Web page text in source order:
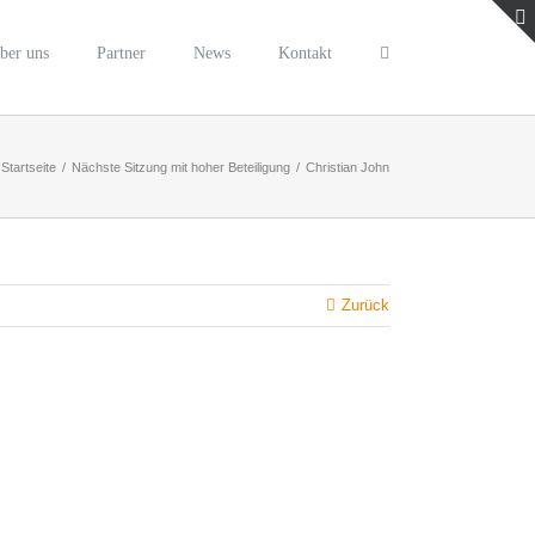
uns Partner News Kontakt
Startseite / Nächste Sitzung mit hoher Beteiligung / Christian John
Zurück